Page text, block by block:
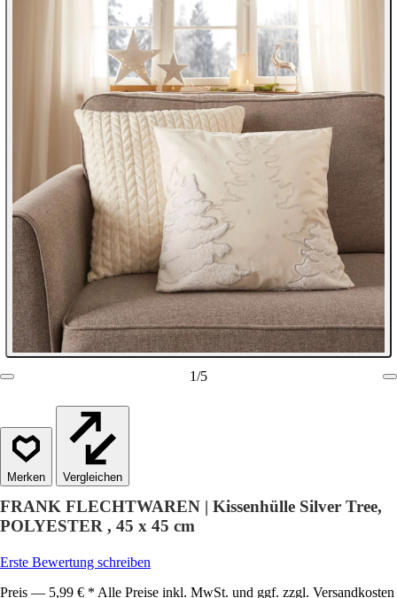
1/5
Vergleichen
FRANK FLECHTWAREN | Kissenhülle Silver Tree,
POLYESTER , 45 x 45 cm
Erste Bewertung schreiben
Preis — 5,99 € * Alle Preise inkl. MwSt. und ggf. zzgl. Versandkosten